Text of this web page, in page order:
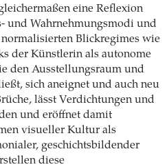
eine Reflexion
und Wahrnehmungsmodi und
Blickregimes wie
der Künstlerin als autonome
den Ausstellungsraum und
sich aneignet und auch neu
lässt Verdichtungen und
und eröffnet damit
visueller Kultur als
geschichtsbildender
diese